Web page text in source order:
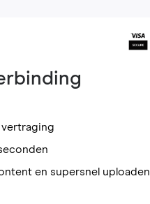
en supersnel uploaden